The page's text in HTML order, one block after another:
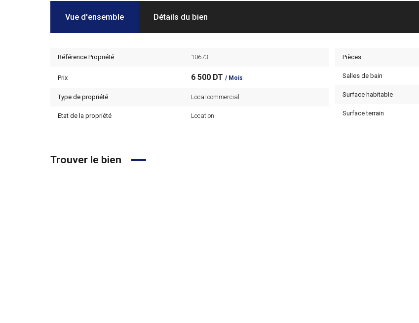
Vue d'ensemble Détails du bien
Référence Propriété 10673
Prix 6 500 DT / Mois
Type de propriété Local commercial
Etat de la propriété Location
Pièces
Salles de bain
Surface habitable
Surface terrain
Trouver le bien